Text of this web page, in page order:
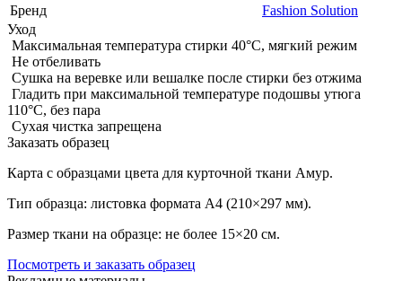
Бренд
Fashion Solution
Уход
Максимальная температура стирки 40°C, мягкий режим
Не отбеливать
Сушка на веревке или вешалке после стирки без отжима
Гладить при максимальной температуре подошвы утюга
110°C, без пара
Сухая чистка запрещена
Заказать образец
Карта с образцами цвета для курточной ткани Амур.
Тип образца: листовка формата А4 (210×297 мм).
Размер ткани на образце: не более 15×20 см.
Посмотреть и заказать образец